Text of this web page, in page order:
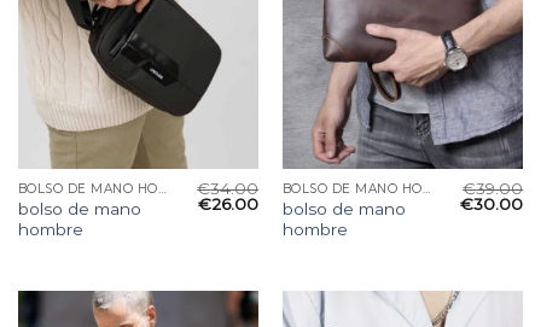
BOLSO DE MANO HOMBRE
bolso de mano
hombre
€34.00
€26.00
BOLSO DE MANO HOMBRE
bolso de mano
hombre
€39.00
€30.00